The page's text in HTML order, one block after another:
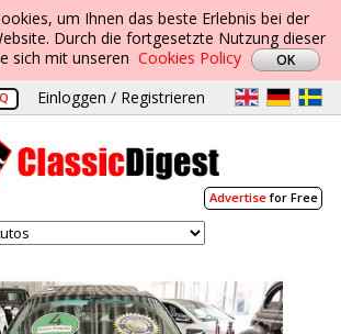
um Ihnen das beste Erlebnis bei der
Durch die fortgesetzte Nutzung dieser
sich mit unseren Cookies Policy
Einloggen / Registrieren
Advertisefor Free